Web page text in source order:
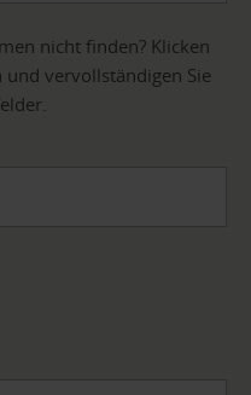
nicht finden? Klicken
und vervollständigen Sie